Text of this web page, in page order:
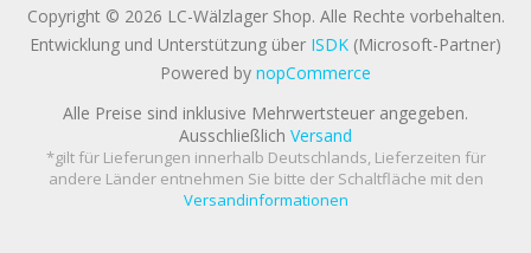
Copyright © 2026 LC-Wälzlager Shop. Alle Rechte vorbehalten.
Entwicklung und Unterstützung über ISDK (Microsoft-Partner)
Powered by nopCommerce
Alle Preise sind inklusive Mehrwertsteuer angegeben.
Ausschließlich Versand
*gilt für Lieferungen innerhalb Deutschlands, Lieferzeiten für
andere Länder entnehmen Sie bitte der Schaltfläche mit den
Versandinformationen